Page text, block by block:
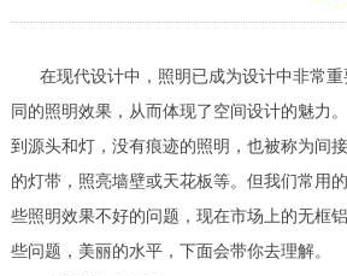
在现代设计中，照明已成为设计中非常
同的照明效果，从而体现了空间设计的魅力
到源头和灯，没有痕迹的照明，也被称为间
的灯带，照亮墙壁或天花板等。但我们常用
些照明效果不好的问题，现在市场上的无框
些问题，美丽的水平，下面会带你去理解。